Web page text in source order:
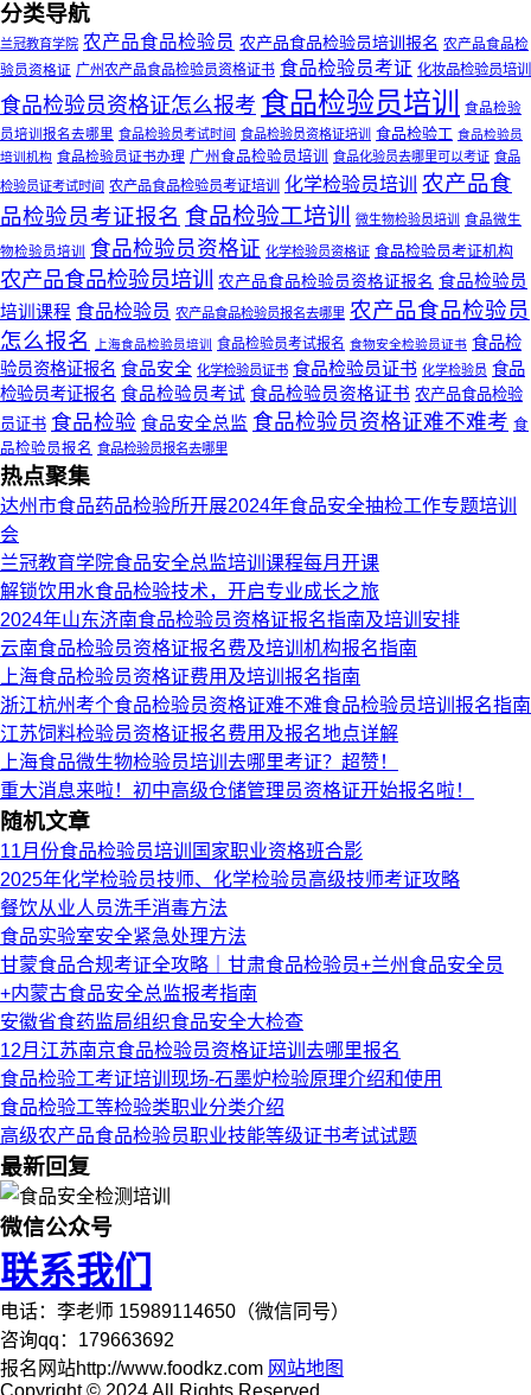
分类导航
兰冠教育学院 农产品食品检验员 农产品食品检验员培训报名 农产品食品检
验员资格证 广州农产品食品检验员资格证书 食品检验员考证 化妆品检验员培训
食品检验员资格证怎么报考 食品检验员培训
食品检验
员培训报名去哪里 食品检验员考试时间 食品检验员资格证培训 食品检验工 食品检验员
培训机构 食品检验员证书办理 广州食品检验员培训 食品化验员去哪里可以考证 食品
检验员证考试时间 农产品食品检验员考证培训 化学检验员培训 农产品食
品检验员考证报名 食品检验工培训 微生物检验员培训 食品微生
物检验员培训 食品检验员资格证 化学检验员资格证 食品检验员考证机构
农产品食品检验员培训 农产品食品检验员资格证报名 食品检验员
培训课程 食品检验员 农产品食品检验员报名去哪里 农产品食品检验员
怎么报名
上海食品检验员培训 食品检验员考试报名 食物安全检验员证书 食品检
验员资格证报名 食品安全 化学检验员证书 食品检验员证书 化学检验员 食品
检验员考证报名 食品检验员考试 食品检验员资格证书 农产品食品检验
员证书 食品检验 食品安全总监 食品检验员资格证难不难考 食
品检验员报名 食品检验员报名去哪里
热点聚集
达州市食品药品检验所开展2024年食品安全抽检工作专题培训
会
兰冠教育学院食品安全总监培训课程每月开课
解锁饮用水食品检验技术，开启专业成长之旅
2024年山东济南食品检验员资格证报名指南及培训安排
云南食品检验员资格证报名费及培训机构报名指南
上海食品检验员资格证费用及培训报名指南
浙江杭州考个食品检验员资格证难不难食品检验员培训报名指南
江苏饲料检验员资格证报名费用及报名地点详解
上海食品微生物检验员培训去哪里考证？超赞！
重大消息来啦！初中高级仓储管理员资格证开始报名啦！
随机文章
11月份食品检验员培训国家职业资格班合影
2025年化学检验员技师、化学检验员高级技师考证攻略
餐饮从业人员洗手消毒方法
食品实验室安全紧急处理方法
甘蒙食品合规考证全攻略｜甘肃食品检验员+兰州食品安全员
+内蒙古食品安全总监报考指南
安徽省食药监局组织食品安全大检查
12月江苏南京食品检验员资格证培训去哪里报名
食品检验工考证培训现场-石墨炉检验原理介绍和使用
食品检验工等检验类职业分类介绍
高级农产品食品检验员职业技能等级证书考试试题
最新回复
微信公众号
联系我们
电话：李老师 15989114650（微信同号）
咨询qq：179663692
报名网站http://www.foodkz.com 网站地图
Copyright © 2024 All Rights Reserved.